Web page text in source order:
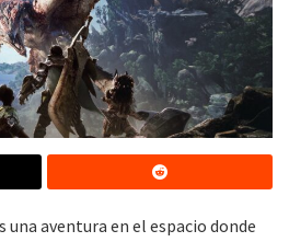
una aventura en el espacio donde